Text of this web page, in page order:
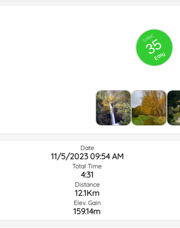
GRSIC
35
Easy
Date
11/5/2023 09:54 AM
Total Time
4:31
Distance
12.1Km
Elev. Gain
159.14m